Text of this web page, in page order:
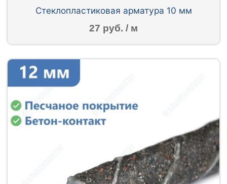
Стеклопластиковая арматура 10 мм
27 руб. / м